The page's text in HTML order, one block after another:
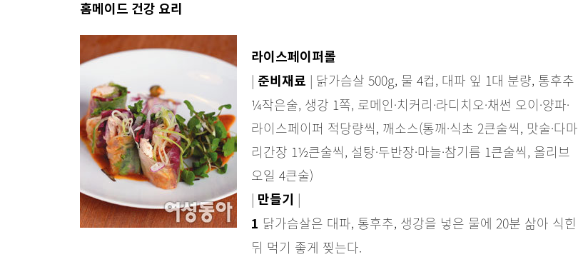
홈메이드 건강 요리
라이스페이퍼롤
| 준비재료 | 닭가슴살 500g, 물 4컵, 대파 잎 1대 분량, 통후추
¼작은술, 생강 1쪽, 로메인·치커리·라디치오·채썬 오이·양파·
라이스페이퍼 적당량씩, 깨소스(통깨·식초 2큰술씩, 맛술·다마
리간장 1½큰술씩, 설탕·두반장·마늘·참기름 1큰술씩, 올리브
오일 4큰술)
| 만들기 |
1 닭가슴살은 대파, 통후추, 생강을 넣은 물에 20분 삶아 식힌
뒤 먹기 좋게 찢는다.